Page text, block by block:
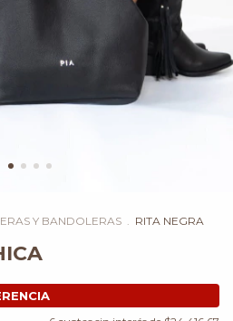
Y BANDOLERAS . RITA NEGRA